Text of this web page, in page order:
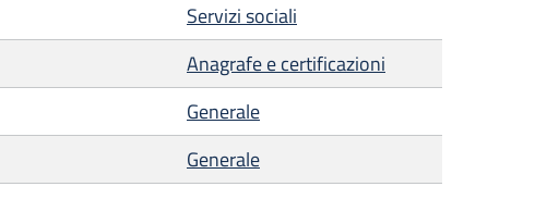
Servizi sociali
Anagrafe e certificazioni
Generale
Generale